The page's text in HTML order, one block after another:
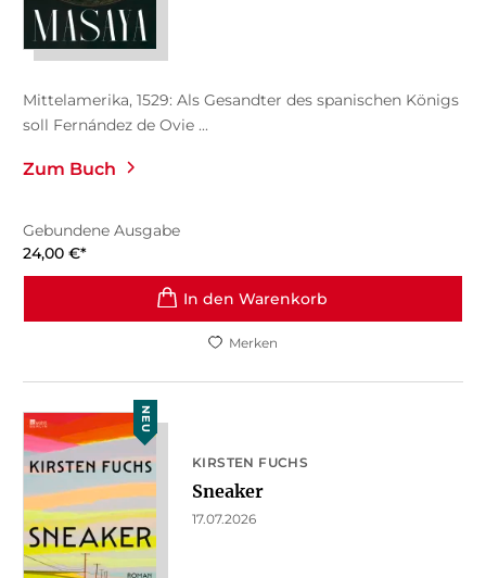
Mittelamerika, 1529: Als Gesandter des spanischen Königs
soll Fernández de Ovie ...
Zum Buch
Gebundene Ausgabe
24,00 €*
In den Warenkorb
Merken
NEU
KIRSTEN FUCHS
Sneaker
17.07.2026